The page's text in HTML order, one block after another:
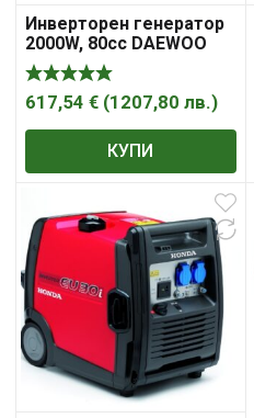
Инверторен генератор
2000W, 80cc DAEWOO
DAIG2000S
617,54 € (1207,80 лв.)
КУПИ